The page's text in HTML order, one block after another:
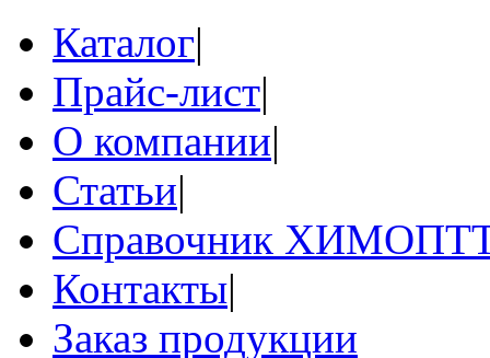
Каталог|
Прайс-лист|
О компании|
Статьи|
Справочник
Контакты|
Заказ продукции